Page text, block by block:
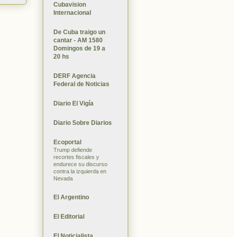
Cubavision
Internacional
De Cuba traigo un
cantar - AM 1580
Domingos de 19 a
20 hs
DERF Agencia
Federal de Noticias
Diario El Vigía
Diario Sobre Diarios
Ecoportal
Trump defiende
recortes fiscales y
endurece su discurso
contra la izquierda en
Nevada
El Argentino
El Editorial